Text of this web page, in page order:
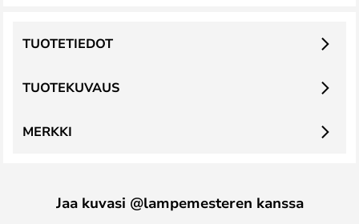
TUOTEKUVAUS
TUOTETIEDOT
MERKKI
Jaa kuvasi @lampemesteren kanssa